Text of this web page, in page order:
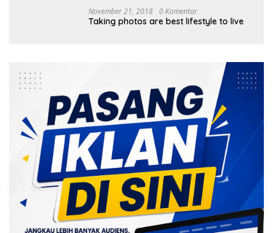
November 21, 2018 0 Komentar
Taking photos are best lifestyle to live